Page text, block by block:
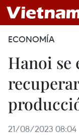
ECONOMÍA
Hanoi se
21/08/2023 08:04